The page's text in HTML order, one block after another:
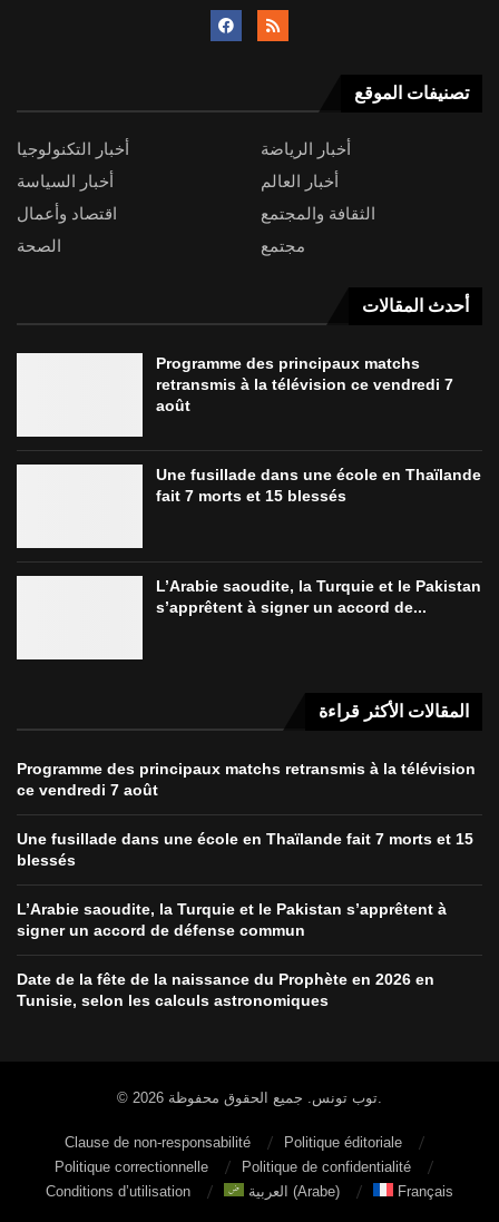
تصنيفات الموقع
أخبار التكنولوجيا
أخبار الرياضة
أخبار السياسة
أخبار العالم
اقتصاد وأعمال
الثقافة والمجتمع
الصحة
مجتمع
أحدث المقالات
Programme des principaux matchs
retransmis à la télévision ce vendredi 7
août
Une fusillade dans une école en Thaïlande
fait 7 morts et 15 blessés
L’Arabie saoudite, la Turquie et le Pakistan
s’apprêtent à signer un accord de...
المقالات الأكثر قراءة
Programme des principaux matchs retransmis à la télévision
ce vendredi 7 août
Une fusillade dans une école en Thaïlande fait 7 morts et 15
blessés
L’Arabie saoudite, la Turquie et le Pakistan s’apprêtent à
signer un accord de défense commun
Date de la fête de la naissance du Prophète en 2026 en
Tunisie, selon les calculs astronomiques
© 2026 توب تونس. جميع الحقوق محفوظة.
Clause de non-responsabilité
Politique éditoriale
Politique correctionnelle
Politique de confidentialité
Conditions d’utilisation
العربية (Arabe) Français